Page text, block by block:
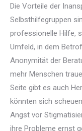
Die Vorteile der
Selbsthilfegruppen
professionelle Hilfe,
Umfeld, in dem
Anonymität der
mehr Menschen
Seite gibt es auch
könnten sich
Angst vor
ihre Probleme ernst